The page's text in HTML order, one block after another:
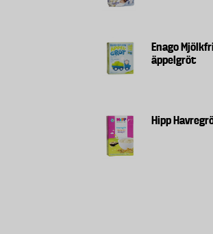
Enago Mjölkfri
äppelgröt
Hipp